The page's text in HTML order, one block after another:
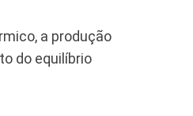
a produção
do equilíbrio